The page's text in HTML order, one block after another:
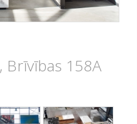
, Brīvības 158A